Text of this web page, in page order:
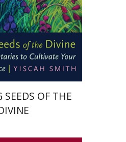
הנחת אתר ספר
$25
SEEDS OF THE